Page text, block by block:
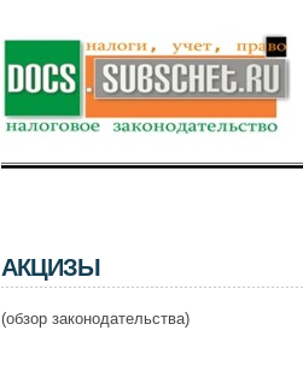
АКЦИЗЫ
(обзор законодательства)